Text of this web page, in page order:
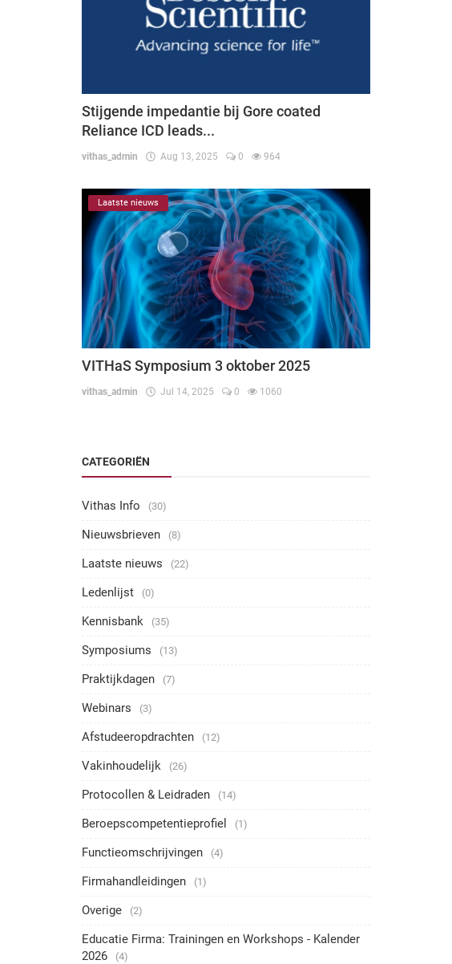
Stijgende impedantie bij Gore coated
Reliance ICD leads...
vithas_admin Aug 13, 2025 0 964
Laatste nieuws
VITHaS Symposium 3 oktober 2025
vithas_admin Jul 14, 2025 0 1060
CATEGORIËN
Vithas Info (30)
Nieuwsbrieven (8)
Laatste nieuws (22)
Ledenlijst (0)
Kennisbank (35)
Symposiums (13)
Praktijkdagen (7)
Webinars (3)
Afstudeeropdrachten (12)
Vakinhoudelijk (26)
Protocollen & Leidraden (14)
Beroepscompetentieprofiel (1)
Functieomschrijvingen (4)
Firmahandleidingen (1)
Overige (2)
Educatie Firma: Trainingen en Workshops - Kalender
2026
(4)